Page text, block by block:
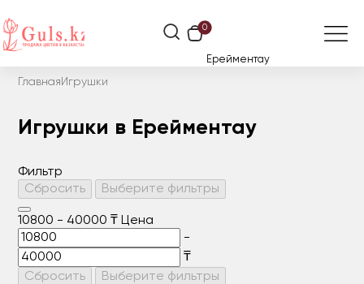
0
Ерейментау
Главная Игрушки
Игрушки в Ерейментау
Фильтр
Сбросить
Выберите фильтры
10800 - 40000 ₸ Цена
-
₸
Сбросить
Выберите фильтры